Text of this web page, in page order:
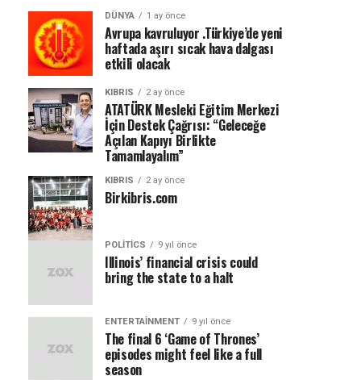
DÜNYA 1 ay önce
Avrupa kavruluyor .Türkiye’de yeni
haftada aşırı sıcak hava dalgası
etkili olacak
KIBRIS 2 ay önce
ATATÜRK Mesleki Eğitim Merkezi
İçin Destek Çağrısı: “Geleceğe
Açılan Kapıyı Birlikte
Tamamlayalım”
KIBRIS 2 ay önce
Birkibris.com
POLITICS 9 yıl önce
Illinois’ financial crisis could
bring the state to a halt
ENTERTAINMENT 9 yıl önce
The final 6 ‘Game of Thrones’
episodes might feel like a full
season